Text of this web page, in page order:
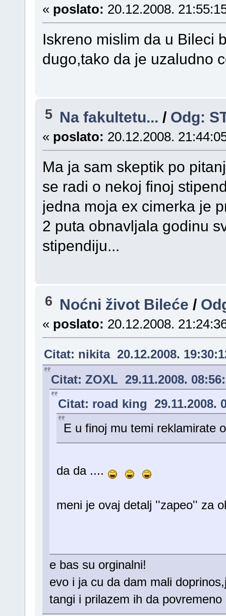
« poslato: 20.12.2008.
Iskreno mislim da u Bileci
dugo,tako da je uzaludno
5 Na fakultetu... / Odg:
« poslato: 20.12.2008.
Ma ja sam skeptik po
se radi o nekoj finoj
jedna moja ex cimerka je
2 puta obnavljala godinu
stipendiju...
6 Noćni život Bileće /
« poslato: 20.12.2008.
Citat: nikita 20.12.2008.
Citat: ZOXL 29.11.2008.
Citat: road king 29.11.2008.
E u finoj mu temi reklamirate
da da ....
meni je ovaj detalj ''zapeo'' za
e bas su orginalni!
evo i ja cu da dam mali
tangi i prilazem ih da